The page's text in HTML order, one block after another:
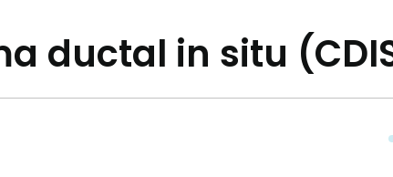
ductal in situ